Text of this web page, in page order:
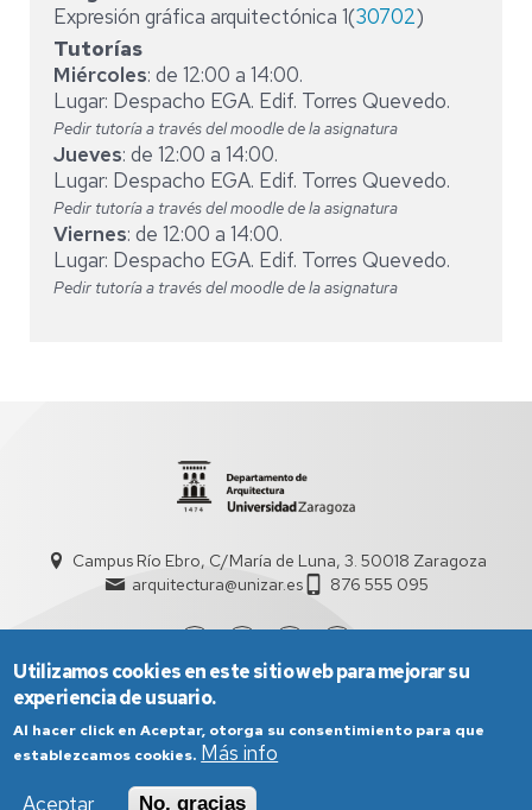
Expresión gráfica arquitectónica 1(30702)
Tutorías
Miércoles: de 12:00 a 14:00.
Lugar: Despacho EGA. Edif. Torres Quevedo.
Pedir tutoría a través del moodle de la asignatura
Jueves: de 12:00 a 14:00.
Lugar: Despacho EGA. Edif. Torres Quevedo.
Pedir tutoría a través del moodle de la asignatura
Viernes: de 12:00 a 14:00.
Lugar: Despacho EGA. Edif. Torres Quevedo.
Pedir tutoría a través del moodle de la asignatura
Campus Río Ebro, C/María de Luna, 3. 50018 Zaragoza
arquitectura@unizar.es
876 555 095
Utilizamos cookies en este sitio web para mejorar su
experiencia de usuario.
Al hacer click en Aceptar, otorga su consentimiento para que
establezcamos cookies. Más info
Aceptar
No, gracias